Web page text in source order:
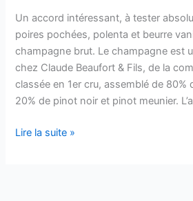
Un accord intéressant, à tester
poires pochées, polenta et beurre
champagne brut. Le champagne est
chez Claude Beaufort & Fils, de la
classée en 1er cru, assemblé de 80%
20% de pinot noir et pinot meunier.
Pintade
Lire la suite »